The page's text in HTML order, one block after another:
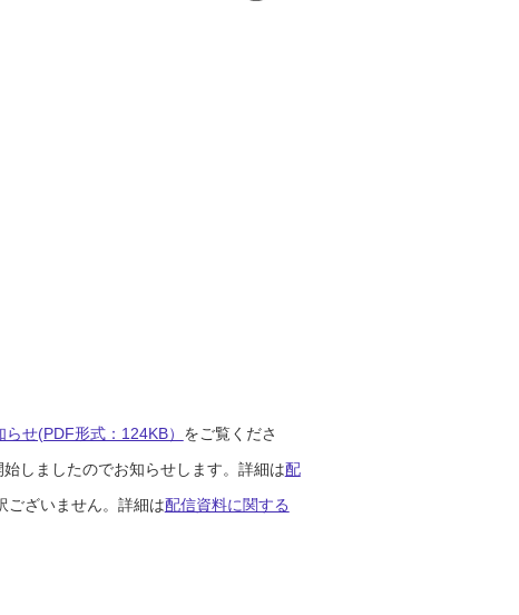
せ(PDF形式：124KB） をご覧くださ
しましたのでお知らせします。詳細は配
ございません。詳細は配信資料に関する